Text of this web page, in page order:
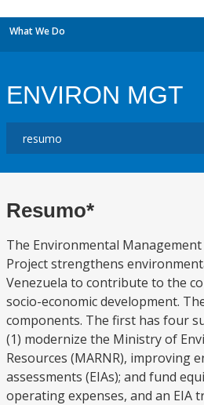
What We Do
ENVIRON MGT
Resumo*
The Environmental
Project strengthens
Venezuela to contribute to the
socio-economic development.
components. The first has four
(1) modernize the Ministry of
Resources (MARNR), improving
assessments (EIAs); and fund
operating expenses, and an EIA